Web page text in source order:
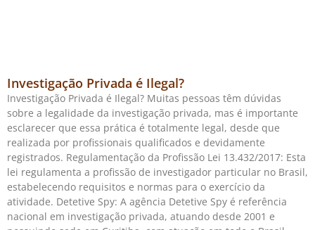
Investigação Privada é Ilegal?
Investigação Privada é Ilegal? Muitas pessoas têm dúvidas
sobre a legalidade da investigação privada, mas é importante
esclarecer que essa prática é totalmente legal, desde que
realizada por profissionais qualificados e devidamente
registrados. Regulamentação da Profissão Lei 13.432/2017: Esta
lei regulamenta a profissão de investigador particular no Brasil,
estabelecendo requisitos e normas para o exercício da
atividade. Detetive Spy: A agência Detetive Spy é referência
nacional em investigação privada, atuando desde 2001 e